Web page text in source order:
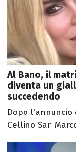
Al Bano, il
diventa un
succedendo
Dopo
Cellino San